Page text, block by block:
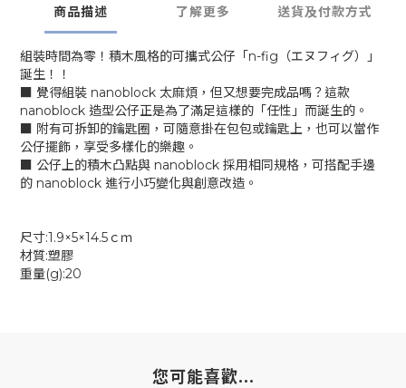
商品描述 了解更多 送貨及付款方式
組裝時間為零！積木風格的可攜式公仔「n-fig（エヌフィグ）」
誕生！！
■ 覺得組裝 nanoblock 太麻煩，但又想要完成品嗎？這款
nanoblock 造型公仔正是為了滿足這樣的「任性」而誕生的。
■ 附有可拆卸的鑰匙圈，可隨意掛在包包或鑰匙上，也可以當作
公仔擺飾，享受多樣化的樂趣。
■ 公仔上的積木凸點與 nanoblock 採用相同規格，可搭配手邊
的 nanoblock 進行小巧變化與創意改造。
尺寸:1.9×5×14.5ｃｍ
材質:塑膠
重量(g):20
您可能喜歡...